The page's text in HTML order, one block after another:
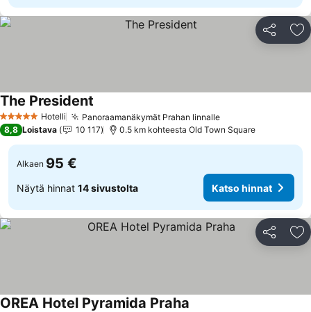
Jaa
5 Tähtiluokitus
Hotelli Panoraamanäkymät Prahan linnalle
The President
8,8 Loistava 10 117 0.5 km kohteesta Old Town Square
Alkaen 95 €
Näytä hinnat 14 sivustolta Katso hinnat
Jaa
OREA Hotel Pyramida Praha